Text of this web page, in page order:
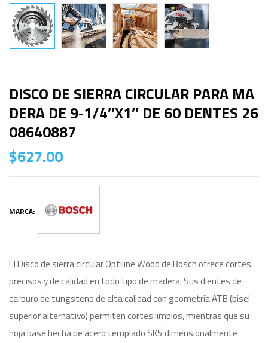
DISCO DE SIERRA CIRCULAR PARA MA
DERA DE 9-1/4″X1″ DE 60 DENTES 26
08640887
$627.00
MARCA:
El Disco de sierra circular Optiline Wood de Bosch ofrece cortes
precisos y de calidad en todo tipo de madera. Sus dientes de
carburo de tungsteno de alta calidad con geometría ATB (bisel
superior alternativo) permiten cortes limpios, mientras que su
hoja base hecha de acero templado SK5 dimensionalmente